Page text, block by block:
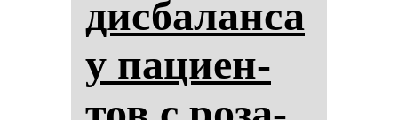
дис­ба­лан­са
у па­ци­ен­